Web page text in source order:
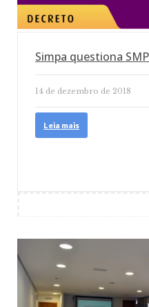
Simpa questiona
14 de dezembro de 2018
Leia mais